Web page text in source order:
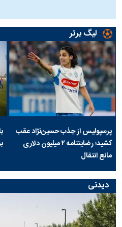
لیگ برتر
پرسپولیس از جذب حسین‌نژاد عقب
کشید؛ رضایتنامه ۲ میلیون دلاری
مانع انتقال
دیدنی